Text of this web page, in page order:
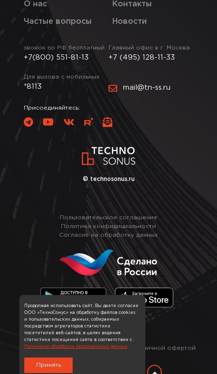
© technosonus.ru
Пользовательское соглашение
Политика конфидициальности
Согласие на обработку данных
О нас
Частые вопросы
Контакты
Новости
звонок по РФ бесплатный
+7(800) 551-81-13
Главный офис в г. Москва
+7 (495) 128-11-33
Для вызова с мобильных
*8113 mail@tn-ss.ru
Присоединяйтесь:
Информация на сайте не является публичной офертой
Продолжая использовать сайт, Вы даете согласие
ООО «ТехноСонус» на обработку файлов cookies
и пользовательских данных, собираемых
посредством агрегаторов статистики
посетителей веб-сайтов, в целях ведения
статистики посещений сайта в соответствии с
Политикой обработки персональных данных
Принять